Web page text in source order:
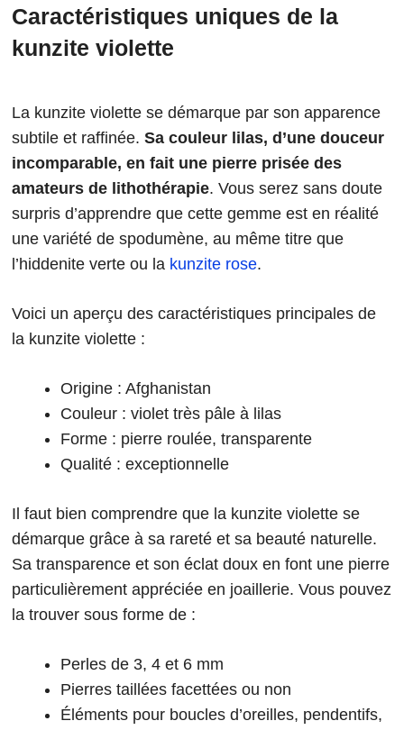
Caractéristiques uniques de la
kunzite violette
La kunzite violette se démarque par son apparence
subtile et raffinée. Sa couleur lilas, d’une douceur
incomparable, en fait une pierre prisée des
amateurs de lithothérapie. Vous serez sans doute
surpris d’apprendre que cette gemme est en réalité
une variété de spodumène, au même titre que
l’hiddenite verte ou la kunzite rose.
Voici un aperçu des caractéristiques principales de
la kunzite violette :
Origine : Afghanistan
Couleur : violet très pâle à lilas
Forme : pierre roulée, transparente
Qualité : exceptionnelle
Il faut bien comprendre que la kunzite violette se
démarque grâce à sa rareté et sa beauté naturelle.
Sa transparence et son éclat doux en font une pierre
particulièrement appréciée en joaillerie. Vous pouvez
la trouver sous forme de :
Perles de 3, 4 et 6 mm
Pierres taillées facettées ou non
Éléments pour boucles d’oreilles, pendentifs,